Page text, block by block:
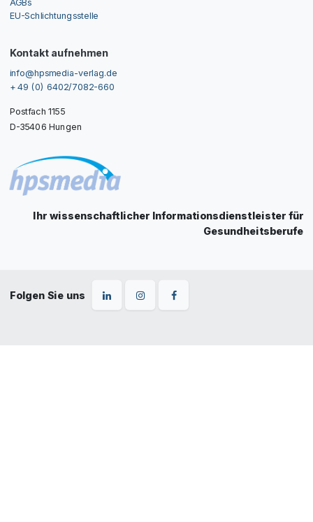
EU-Schlichtungsstelle
Kontakt aufnehmen
info@hpsmedia-verlag.de
+ 49 (0) 6402/7082-660
Postfach 1155
D-35406 Hungen
Ihr wissenschaftlicher Informationsdienstleister für
Gesundheitsberufe
Folgen Sie uns